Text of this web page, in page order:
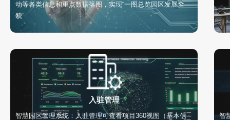
动等各类信息和重点数据落图，实现“一图总览园区发展全
貌”
入驻管理
智慧园区管理系统：入驻管理可查看项目360视图（基本信
智